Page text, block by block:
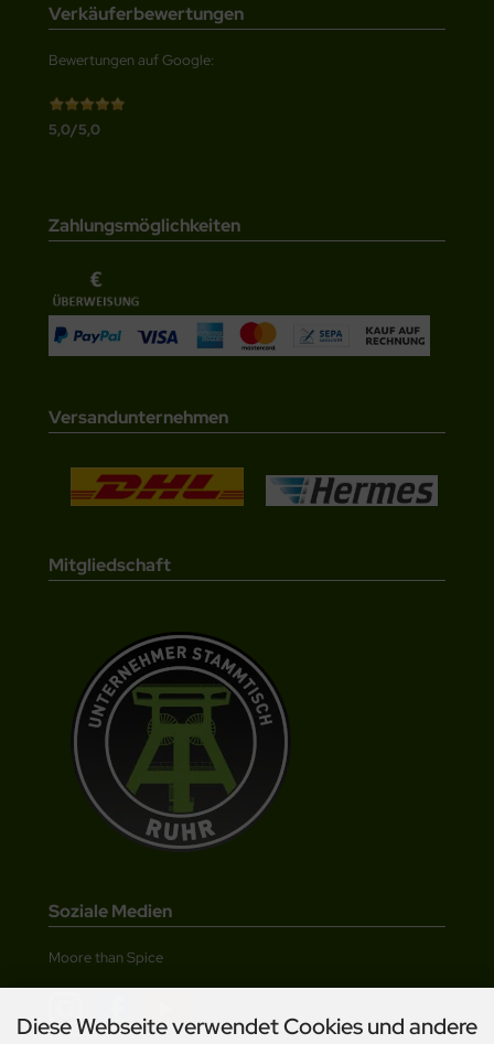
Verkäuferbewertungen
Bewertungen auf Google:
5,0/5,0
Zahlungsmöglichkeiten
Versandunternehmen
Mitgliedschaft
Soziale Medien
Moore than Spice
Diese Webseite verwendet Cookies und andere